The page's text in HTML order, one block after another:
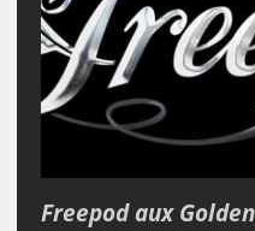
Freepod aux